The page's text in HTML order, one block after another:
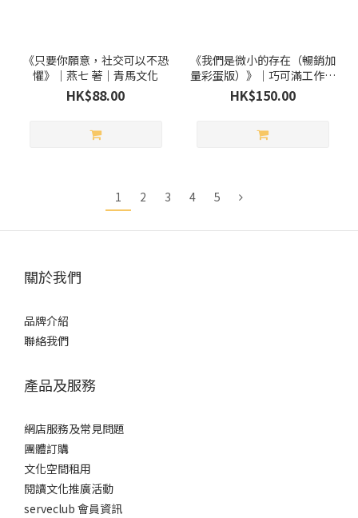
《只要你願意，社交可以不恐
懼》｜燕七 著｜青馬文化
HK$88.00
《我們是微小的存在（暢銷加
量彩蛋版）》｜巧可滿工作室
著｜陳品芳 譯｜大田出版
HK$150.00
1 2 3 4 5
關於我們
品牌介紹
聯絡我們
產品及服務
網店服務及常見問題
團體訂購
文化空間租用
閱讀文化推廣活動
serveclub 會員資訊